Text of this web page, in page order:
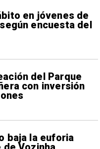
en jóvenes de
encuesta del
del Parque
con inversión
baja la euforia